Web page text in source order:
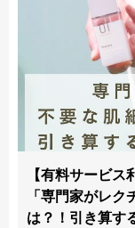
【有料サービ
「専門家がレ
は？！引き算す